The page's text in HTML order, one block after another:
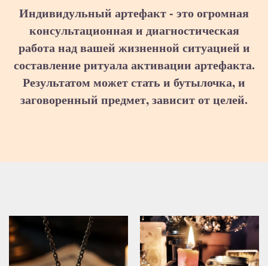
Индивидульный артефакт - это огромная
консультационная и диагностическая
работа над вашей жизненной ситуацией и
составление ритуала активации артефакта.
Результатом может стать и бутылочка, и
заговоренный предмет, зависит от целей.